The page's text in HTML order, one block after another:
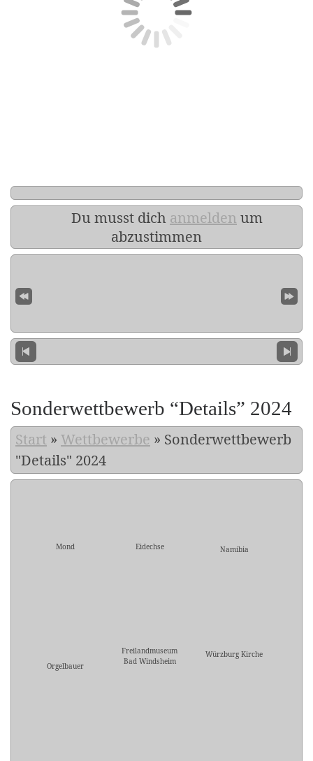
Du musst dich anmelden um
abzustimmen
Sonderwettbewerb “Details” 2024
Start » Wettbewerbe » Sonderwettbewerb
"Details" 2024
Mond Eidechse Namibia
Orgelbauer
Freilandmuseum
Bad Windsheim
Würzburg Kirche